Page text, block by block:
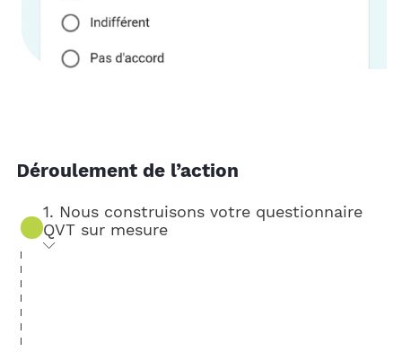
Déroulement de l’action
1. Nous construisons votre questionnaire
QVT sur mesure